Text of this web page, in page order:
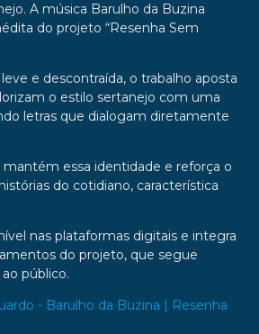
A música Barulho da Buzina
do projeto “Resenha Sem
e descontraída, o trabalho aposta
o estilo sertanejo com uma
letras que dialogam diretamente
mantém essa identidade e reforça o
do cotidiano, característica
nas plataformas digitais e integra
do projeto, que segue
público.
- Barulho da Buzina | Resenha